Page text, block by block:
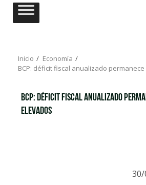
Saltar
Inicio
Economía
BCP: déficit fiscal anualizado
BCP: déficit fiscal anualizado
elevados
30/